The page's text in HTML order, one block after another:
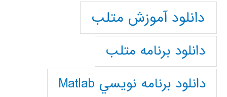
دانلود آموزش متلب
دانلود برنامه متلب
دانلود برنامه نويسي Matlab